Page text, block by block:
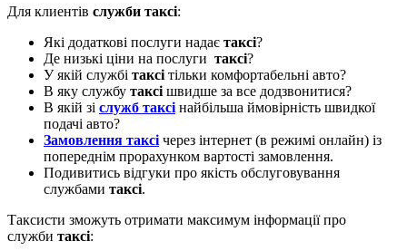
Для клиентів служби таксі:
Які додаткові послуги надає таксі?
Де низькі ціни на послуги таксі?
У якій службі таксі тільки комфортабельні авто?
В яку службу таксі швидше за все додзвонитися?
В якій зі служб таксі найбільша ймовірність швидкої
подачі авто?
Замовлення таксі через інтернет (в режимі онлайн) із
попереднім прорахунком вартості замовлення.
Подивитись відгуки про якість обслуговування
службами таксі.
Таксисти зможуть отримати максимум інформації про
служби таксі: